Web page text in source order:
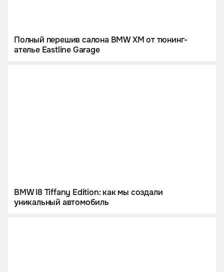
Полный перешив салона BMW XM от тюнинг-
ателье Eastline Garage
BMW I8 Tiffany Edition: как мы создали
уникальный автомобиль